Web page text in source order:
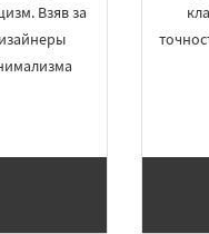
Взяв за